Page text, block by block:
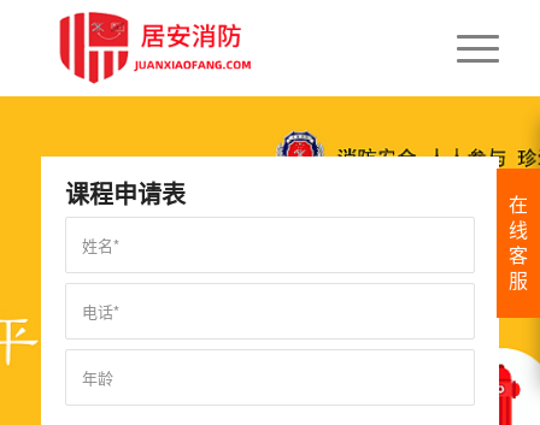
课程申请表
在
线
客
服